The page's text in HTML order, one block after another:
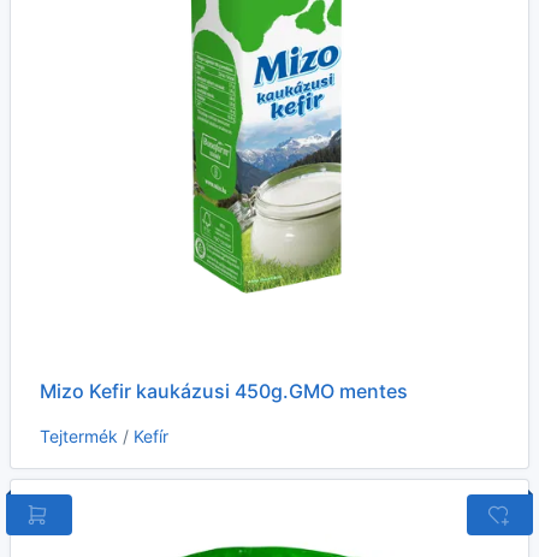
Mizo Kefir kaukázusi 450g.GMO mentes
Tejtermék / Kefír